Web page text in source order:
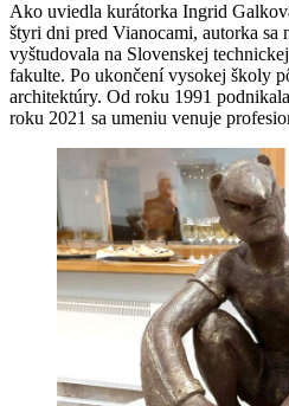
Ako uviedla kurátorka Ingrid
štyri dni pred Vianocami, autorka sa
vyštudovala na Slovenskej
fakulte. Po ukončení vysokej školy
architektúry. Od roku 1991
roku 2021 sa umeniu venuje